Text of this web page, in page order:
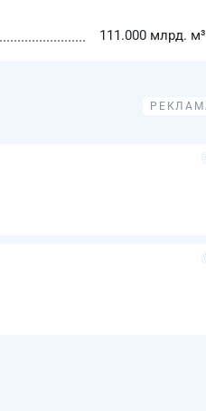
111.000 млрд. м³